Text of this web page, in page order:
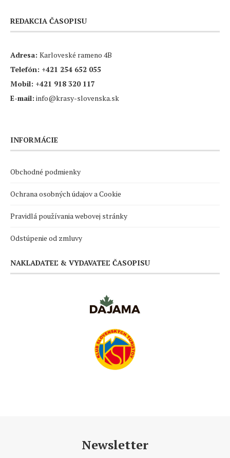
REDAKCIA ČASOPISU
Adresa: Karloveské rameno 4B
Telefón: +421 254 652 055
Mobil: +421 918 320 117
E-mail: info@krasy-slovenska.sk
INFORMÁCIE
Obchodné podmienky
Ochrana osobných údajov a Cookie
Pravidlá používania webovej stránky
Odstúpenie od zmluvy
NAKLADATEĽ & VYDAVATEĽ ČASOPISU
Newsletter